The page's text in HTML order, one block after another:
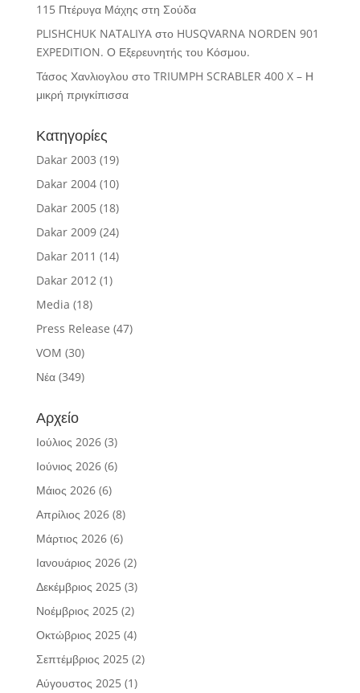
115 Πτέρυγα Μάχης στη Σούδα
PLISHCHUK NATALIYAστο HUSQVARNA NORDEN 901
EXPEDITION. Ο Εξερευνητής του Κόσμου.
Τάσος Χανλιογλου στο TRIUMPH SCRABLER 400 X – Η
μικρή πριγκίπισσα
Κατηγορίες
Dakar 2003 (19)
Dakar 2004(10)
Dakar 2005(18)
Dakar 2009(24)
Dakar 2011 (14)
Dakar 2012(1)
Media (18)
Press Release (47)
VOM (30)
Νέα(349)
Αρχείο
Ιούλιος 2026(3)
Ιούνιος 2026(6)
Μάιος 2026(6)
Απρίλιος 2026(8)
Μάρτιος 2026(6)
Ιανουάριος 2026(2)
Δεκέμβριος 2025(3)
Νοέμβριος 2025(2)
Οκτώβριος 2025(4)
Σεπτέμβριος 2025(2)
Αύγουστος 2025(1)